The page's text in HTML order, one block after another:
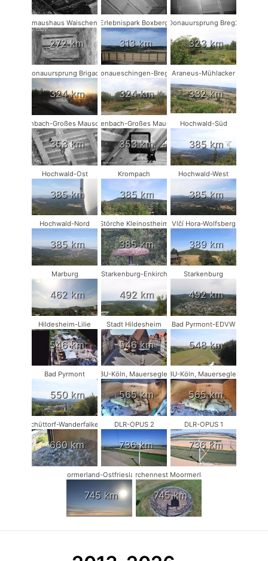
Fledermaushaus Waischenfeld #1
272 km
Erlebnispark Boxberg
313 km
Donauursprung Breg2
323 km
Donauursprung Brigach
324 km
Donaueschingen-Breg2
324 km
Araneus-Mühlacker
332 km
Rodenbach-Großes Mausohr #2
353 km
Rodenbach-Großes Mausohr
353 km
Hochwald-Süd
385 km
Hochwald-Ost
385 km
Krompach
385 km
Hochwald-West
385 km
Hochwald-Nord
385 km
Störche Kleinostheim
385 km
Vlčí Hora-Wolfsberg
389 km
Marburg
462 km
Starkenburg-Enkirch
492 km
Starkenburg
492 km
Hildesheim-Lilie
546 km
Stadt Hildesheim
546 km
Bad Pyrmont-EDVW
548 km
Bad Pyrmont
550 km
NABU-Köln, Mauersegler #1
565 km
NABU-Köln, Mauersegler #2
565 km
Schüttorf-Wanderfalken
660 km
DLR-OPUS 2
736 km
DLR-OPUS 1
736 km
Moormerland-Ostfriesland
745 km
Storchennest Moormerland
745 km